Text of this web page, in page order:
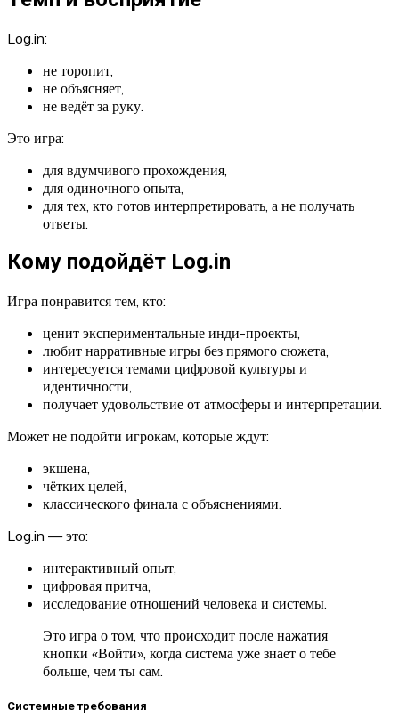
Log.in:
не торопит,
не объясняет,
не ведёт за руку.
Это игра:
для вдумчивого прохождения,
для одиночного опыта,
для тех, кто готов интерпретировать, а не получать
ответы.
Кому подойдёт Log.in
Игра понравится тем, кто:
ценит экспериментальные инди-проекты,
любит нарративные игры без прямого сюжета,
интересуется темами цифровой культуры и
идентичности,
получает удовольствие от атмосферы и интерпретации.
Может не подойти игрокам, которые ждут:
экшена,
чётких целей,
классического финала с объяснениями.
Log.in — это:
интерактивный опыт,
цифровая притча,
исследование отношений человека и системы.
Это игра о том, что происходит после нажатия
кнопки «Войти», когда система уже знает о тебе
больше, чем ты сам.
Системные требования